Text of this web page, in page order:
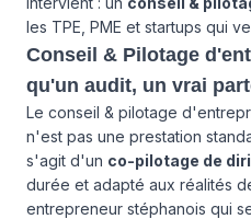
les TPE, PME et startups qui
Conseil & Pilotage
qu'un audit, un vrai
Le conseil & pilotage
n'est pas une prestation
s'agit d'un co-pilotage de
durée et adapté aux réalités
entrepreneur stéphanois qui